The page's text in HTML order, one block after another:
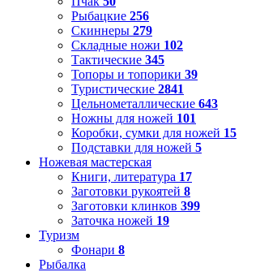
Рыбацкие 256
Скиннеры 279
Складные ножи 102
Тактические 345
Топоры и топорики 39
Туристические 2841
Цельнометаллические 643
Ножны для ножей 101
Коробки, сумки для ножей 15
Подставки для ножей 5
Ножевая мастерская
Книги, литература 17
Заготовки рукоятей 8
Заготовки клинков 399
Заточка ножей 19
Туризм
Фонари 8
Рыбалка